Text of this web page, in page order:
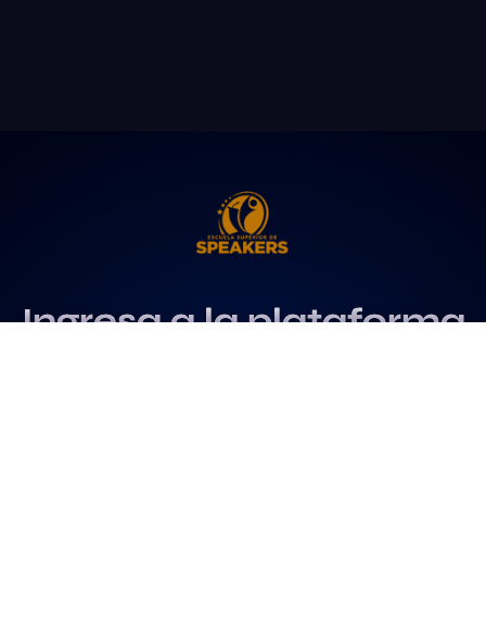
Ingresa a la plataforma